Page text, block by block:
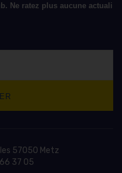
Ne ratez plus aucune actuali
57050 Metz
37 05